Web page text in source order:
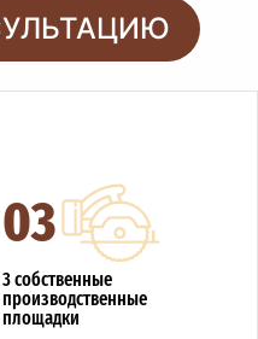
03
3 собственные
производственные
площадки